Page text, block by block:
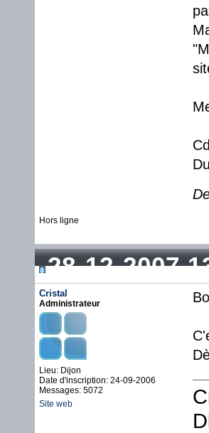
Hors ligne
28-12-2007
Cristal
Administrateur
Lieu: Dijon
Date d'inscription: 24-09-2006
Messages: 5072
Site web